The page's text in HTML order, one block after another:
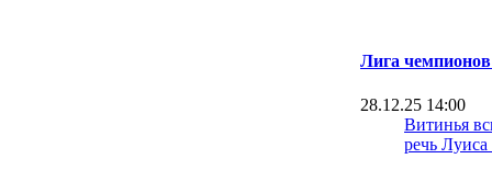
Лига чемпионов
28.12.25 14:00
Витинья
речь